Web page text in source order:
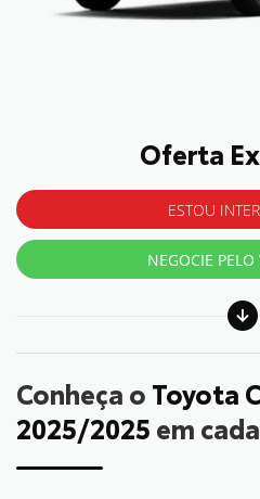
Oferta
ESTOU
NEGOCIE
Conheça o Toyota
2025/2025 em